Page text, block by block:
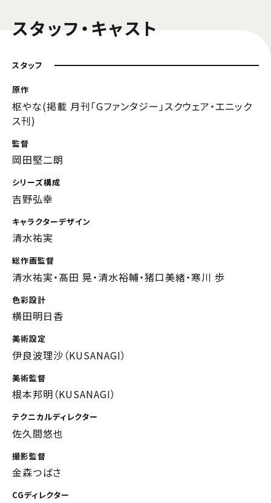
スタッフ・キャスト
スタッフ
原作
枢やな(掲載 月刊「Gファンタジー」スクウェア・エニック
ス刊)
監督
岡田堅二朗
シリーズ構成
吉野弘幸
キャラクターデザイン
清水祐実
総作画監督
清水祐実・髙田 晃・清水裕輔・猪口美緒・寒川 歩
色彩設計
横田明日香
美術設定
伊良波理沙（KUSANAGI）
美術監督
根本邦明（KUSANAGI）
テクニカルディレクター
佐久間悠也
撮影監督
金森つばさ
CGディレクター